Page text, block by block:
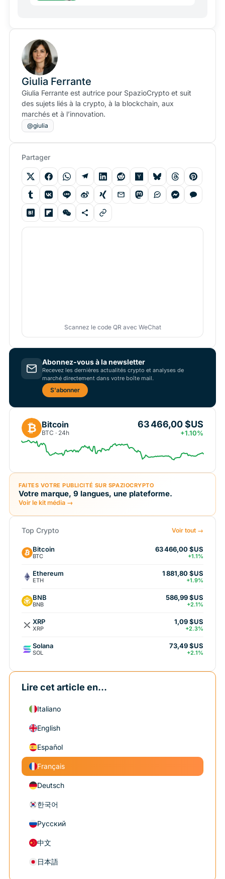
Giulia Ferrante
Giulia Ferrante est autrice pour SpazioCrypto et suit
des sujets liés à la crypto, à la blockchain, aux
marchés et à l’innovation.
@giulia
Partager
Scannez le code QR avec WeChat
Abonnez-vous à la newsletter
Recevez les dernières actualités crypto et analyses de
marché directement dans votre boîte mail.
S'abonner
₿ Bitcoin
BTC · 24h
63 466,00 $US
+1.10%
FAITES VOTRE PUBLICITÉ SUR SPAZIOCRYPTO
Votre marque, 9 langues, une plateforme.
Voir le kit média →
Top Crypto Voir tout →
Bitcoin
BTC
63 466,00 $US
+1.1%
Ethereum
ETH
1 881,80 $US
+1.9%
BNB
BNB
586,99 $US
+2.1%
XRP
XRP
1,09 $US
+2.3%
Solana
SOL
73,49 $US
+2.1%
Lire cet article en...
Italiano
English
Español
Français
Deutsch
한국어
Русский
中文
日本語